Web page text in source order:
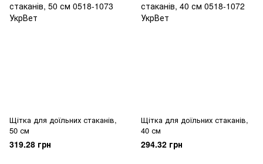
Щітка для доїльних стаканів,
50 см
319.28 грн
Щітка для доїльних стаканів,
40 см
294.32 грн